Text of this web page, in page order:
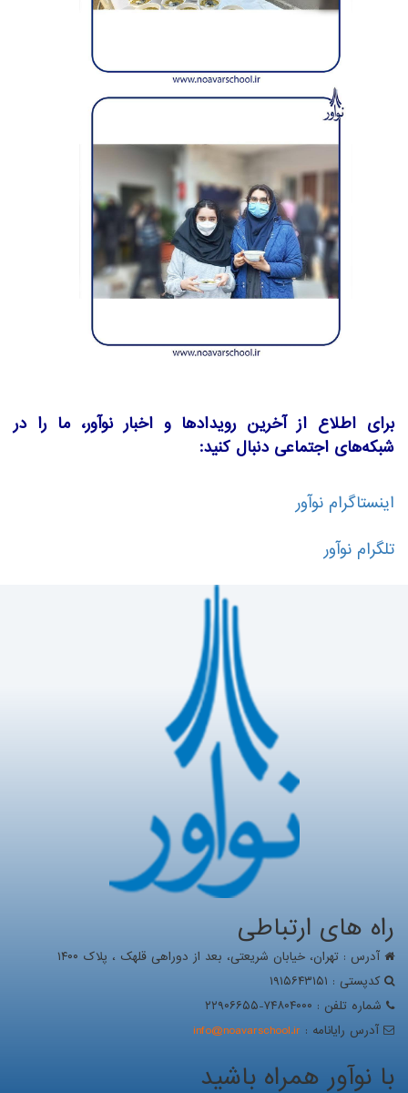
برای اطلاع از آخرین رویدادها و اخبار نوآور، ما را در
شبکه‌های اجتماعی دنبال کنید:
اینستاگرام نوآور
تلگرام نوآور
راه های ارتباطی
آدرس : تهران، خيابان شریعتی، بعد از دوراهی قلهک ، پلاک ۱۴۰۰
کدپستی : ۱۹۱۵۶۴۳۱۵۱
شماره تلفن : ۷۴۸۰۴۰۰۰-۲۲۹۰۶۶۵۵
آدرس رايانامه : info@noavarschool.ir
با نوآور همراه باشید